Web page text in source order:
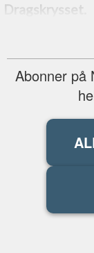
Dragskrysset.
Abonner på